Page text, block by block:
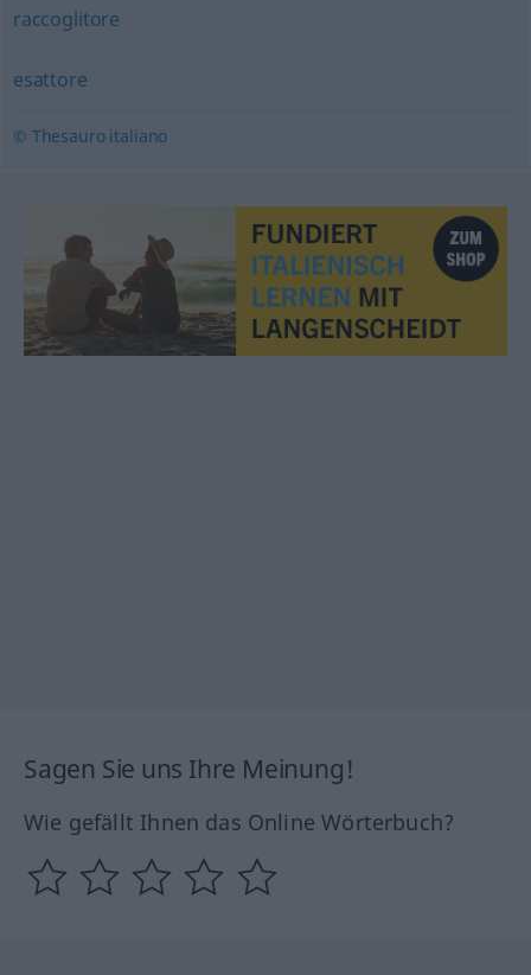
raccoglitore
esattore
© Thesauro italiano
Sagen Sie uns Ihre Meinung!
Wie gefällt Ihnen das Online Wörterbuch?